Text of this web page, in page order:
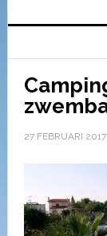
27 FEBRUARI 2017